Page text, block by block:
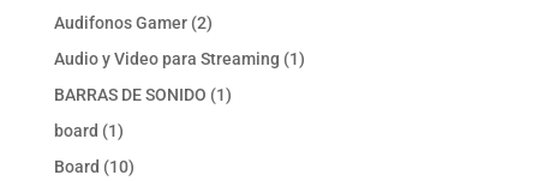
productos
Audifonos Gamer 22
productos
Audio y Video para Streaming 11
BARRAS DE SONIDO 11
board 11
producto
Board 1010